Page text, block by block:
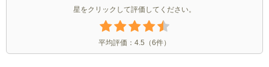
星をクリックして評価してください。
平均評価： 4.5 （6件）